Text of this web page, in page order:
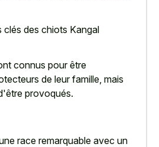
clés des chiots Kangal
connus pour être
de leur famille, mais
provoqués.
race remarquable avec un